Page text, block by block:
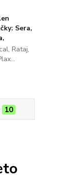
Sera,
Rataj,
10